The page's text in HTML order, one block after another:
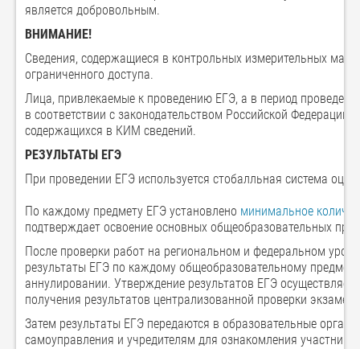
является добровольным.
ВНИМАНИЕ!
Сведения, содержащиеся в контрольных измерительных
ограниченного доступа.
Лица, привлекаемые к проведению ЕГЭ, а в период
в соответствии с законодательством Российской Федерации
содержащихся в КИМ сведений.
РЕЗУЛЬТАТЫ ЕГЭ
При проведении ЕГЭ используется стобалльная система
По каждому предмету ЕГЭ установлено минимальное
подтверждает освоение основных общеобразовательных
После проверки работ на региональном и федеральном
результаты ЕГЭ по каждому общеобразовательному
аннулировании. Утверждение результатов ЕГЭ
получения результатов централизованной проверки
Затем результаты ЕГЭ передаются в образовательные
самоуправления и учредителям для ознакомления